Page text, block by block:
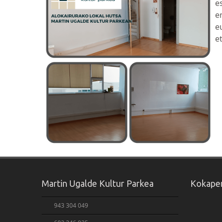
Martin Ugalde Kultur Parkea
943 304 049